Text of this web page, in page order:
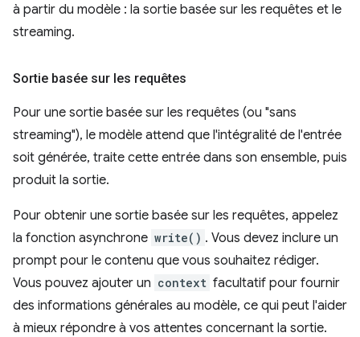
à partir du modèle : la sortie basée sur les requêtes et le
streaming.
Sortie basée sur les requêtes
Pour une sortie basée sur les requêtes (ou "sans
streaming"), le modèle attend que l'intégralité de l'entrée
soit générée, traite cette entrée dans son ensemble, puis
produit la sortie.
Pour obtenir une sortie basée sur les requêtes, appelez
la fonction asynchrone write() . Vous devez inclure un
prompt pour le contenu que vous souhaitez rédiger.
Vous pouvez ajouter un context facultatif pour fournir
des informations générales au modèle, ce qui peut l'aider
à mieux répondre à vos attentes concernant la sortie.